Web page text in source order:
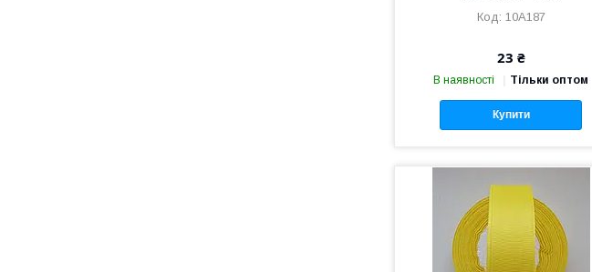
10А187
23 ₴
В наявності Тільки оптом
Купити